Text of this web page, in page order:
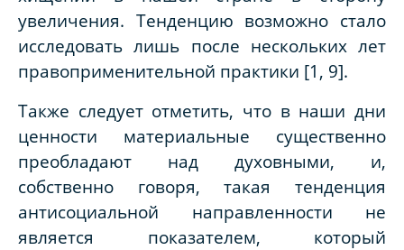
увеличения. Тенденцию возможно стало
исследовать лишь после нескольких лет
правоприменительной практики [1, 9].
Также следует отметить, что в наши дни
ценности материальные существенно
преобладают над духовными, и,
собственно говоря, такая тенденция
антисоциальной направленности не
является показателем, который